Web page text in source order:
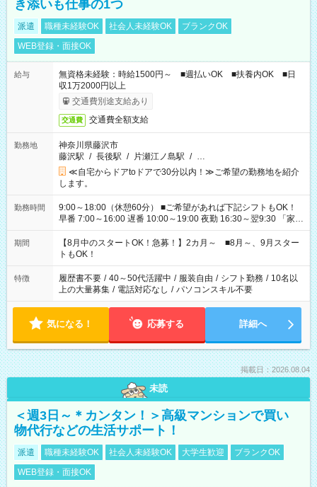
き添いも仕事の1つ
派遣 職種未経験OK 社会人未経験OK
ブランクOK
WEB登録・面接OK
給与
無資格未経験：時給1500円～ ■週払いOK ■扶養内OK ■日
収1万2000円以上
交通費別途支給あり
交通費 交通費全額支給
勤務地
神奈川県藤沢市
藤沢駅 / 長後駅 / 片瀬江ノ島駅 / …
≪自宅からドアtoドアで30分以内！≫ご希望の勤務地を紹介
します。
勤務時間
9:00～18:00（休憩60分） ■ご希望があれば下記シフトもOK！
早番 7:00～16:00 遅番 10:00～19:00 夜勤 16:30～翌9:30 「家族
と休みを合わせたい」 「余裕を持って夕飯の準備がしたい」
「できれば残業はしたくない」 など、ご希望を教えてください
ね。 ※Wワーク希望の方へ 今ご覧のお仕事で希望する勤務時間
と、もう1つのお仕事の勤務時間。 合計で週40時間を超える場
合は応募できません。
期間
【8月中のスタートOK！急募！】2カ月～ ■8月～、9月スター
トもOK！
特徴 履歴書不要 / 40～50代活躍中 / 服装自由 / シフト勤務 / 10名以
上の大量募集 / 電話対応なし / パソコンスキル不要
気になる！ 応募する 詳細へ
掲載日：2026.08.04
未読
＜週3日～＊カンタン！＞高級マンションで買い
物代行などの生活サポート！
派遣 職種未経験OK 社会人未経験OK 大学生歓迎
ブランクOK
WEB登録・面接OK